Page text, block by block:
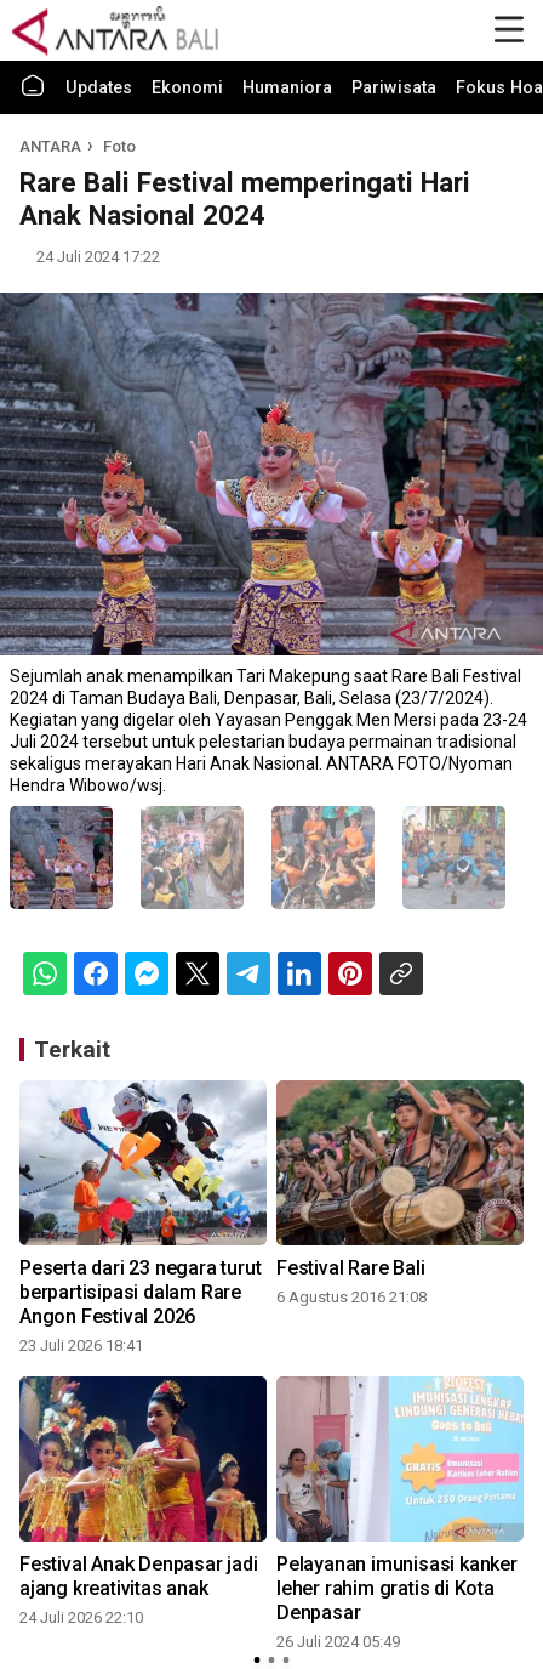
Updates Ekonomi Humaniora Pariwisata Fokus
ANTARA Foto
Rare Bali Festival memperingati Hari
Anak Nasional 2024
24 Juli 2024 17:22
Sejumlah anak menampilkan Tari Makepung saat Rare Bali Festival
2024 di Taman Budaya Bali, Denpasar, Bali, Selasa (23/7/2024).
Kegiatan yang digelar oleh Yayasan Penggak Men Mersi pada 23-24
Juli 2024 tersebut untuk pelestarian budaya permainan tradisional
sekaligus merayakan Hari Anak Nasional. ANTARA FOTO/Nyoman
Hendra Wibowo/wsj.
Terkait
Peserta dari 23 negara turut
berpartisipasi dalam Rare
Angon Festival 2026
23 Juli 2026 18:41
Festival Rare Bali
6 Agustus 2016 21:08
Festival Anak Denpasar jadi
ajang kreativitas anak
24 Juli 2026 22:10
Pelayanan imunisasi kanker
leher rahim gratis di Kota
Denpasar
26 Juli 2024 05:49